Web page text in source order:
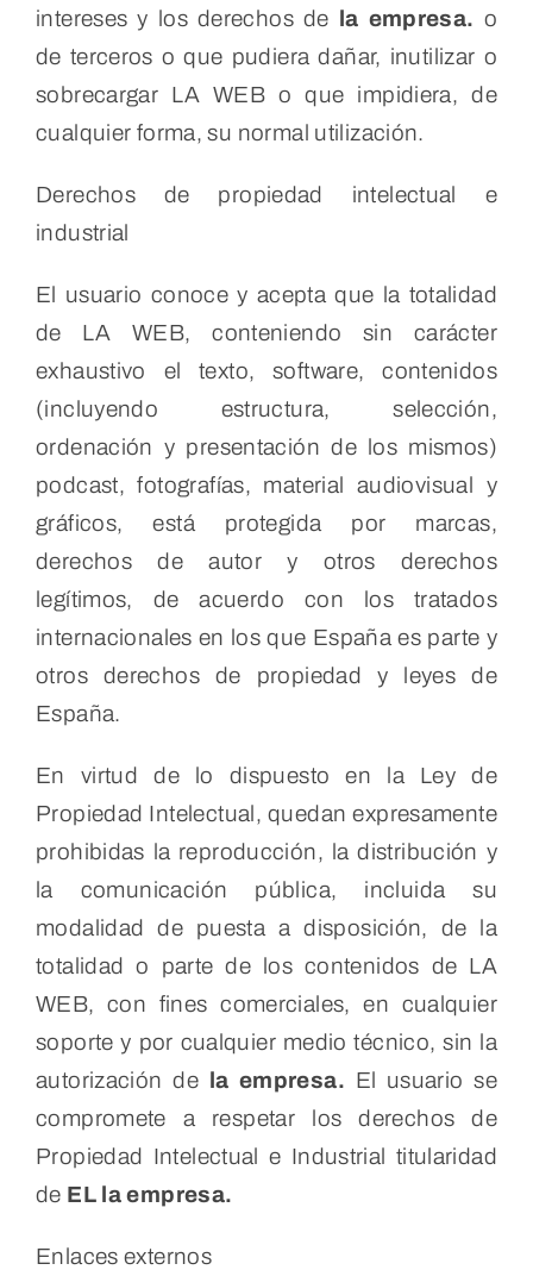
intereses y los derechos de la empresa. o
de terceros o que pudiera dañar, inutilizar o
sobrecargar LA WEB o que impidiera, de
cualquier forma, su normal utilización.
Derechos de propiedad intelectual e
industrial
El usuario conoce y acepta que la totalidad
de LA WEB, conteniendo sin carácter
exhaustivo el texto, software, contenidos
(incluyendo estructura, selección,
ordenación y presentación de los mismos)
podcast, fotografías, material audiovisual y
gráficos, está protegida por marcas,
derechos de autor y otros derechos
legítimos, de acuerdo con los tratados
internacionales en los que España es parte y
otros derechos de propiedad y leyes de
España.
En virtud de lo dispuesto en la Ley de
Propiedad Intelectual, quedan expresamente
prohibidas la reproducción, la distribución y
la comunicación pública, incluida su
modalidad de puesta a disposición, de la
totalidad o parte de los contenidos de LA
WEB, con fines comerciales, en cualquier
soporte y por cualquier medio técnico, sin la
autorización de la empresa. El usuario se
compromete a respetar los derechos de
Propiedad Intelectual e Industrial titularidad
de EL la empresa.
Enlaces externos